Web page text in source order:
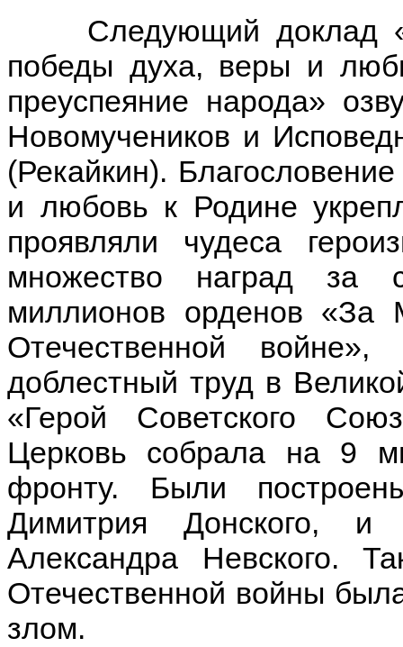
Следующий доклад
победы духа, веры и
преуспеяние народа»
Новомучеников и
(Рекайкин).
и любовь к Родине
проявляли чудеса
множество наград за
миллионов орденов «За
Отечественной
доблестный труд в
«Герой Советского
Церковь собрала на 9
фронту. Были
Димитрия Донского, и
Александра Невского.
Отечественной войны
злом.